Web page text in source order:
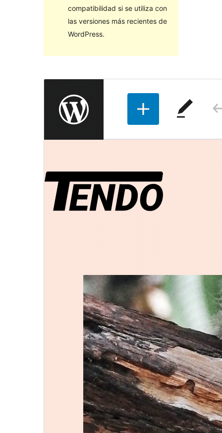
compatibilidad si se utiliza con
las versiones más recientes de
WordPress.